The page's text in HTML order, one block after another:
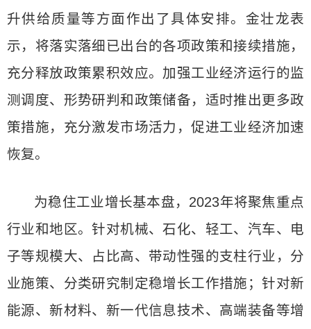
升供给质量等方面作出了具体安排。金壮龙表
示，将落实落细已出台的各项政策和接续措施，
充分释放政策累积效应。加强工业经济运行的监
测调度、形势研判和政策储备，适时推出更多政
策措施，充分激发市场活力，促进工业经济加速
恢复。
为稳住工业增长基本盘，2023年将聚焦重点
行业和地区。针对机械、石化、轻工、汽车、电
子等规模大、占比高、带动性强的支柱行业，分
业施策、分类研究制定稳增长工作措施；针对新
能源、新材料、新一代信息技术、高端装备等增